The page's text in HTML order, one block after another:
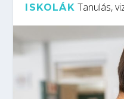
ISKOLÁK Tanulás,